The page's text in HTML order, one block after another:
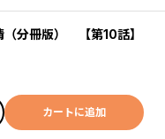
（分冊版） 【第10話】
カートに追加